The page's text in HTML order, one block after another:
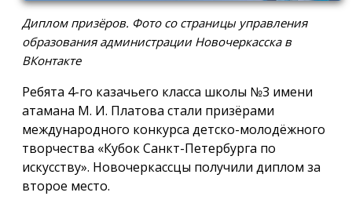
Диплом призёров. Фото со страницы управления
образования администрации Новочеркасска в
ВКонтакте
Ребята 4-го казачьего класса школы №3 имени
атамана М. И. Платова стали призёрами
международного конкурса детско-молодёжного
творчества «Кубок Санкт-Петербурга по
искусству». Новочеркассцы получили диплом за
второе место.